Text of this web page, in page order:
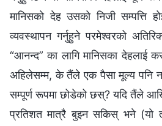
मानिसको देह उसको निजी सम्पत्ति
व्यवस्थापन गर्नुहुने परमेश्‍वरको
“आनन्द” का लागि मानिसका देहलाई
अहिलेसम्म, के तैंले एक पैसा मूल्य पनि
सम्पूर्ण रूपमा छोडेको छस्? यदि तैंले
प्रतिशत मात्रै बुझ्न सकिस् भने (यो